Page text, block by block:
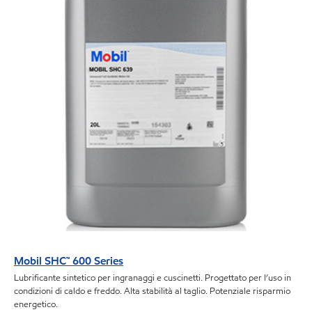
Mobil SHC™ 600 Series
Lubrificante sintetico per ingranaggi e cuscinetti. Progettato per l’uso in
condizioni di caldo e freddo. Alta stabilità al taglio. Potenziale risparmio
energetico.